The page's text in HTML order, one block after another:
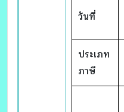
วันที่
ประเภท
ภาษี